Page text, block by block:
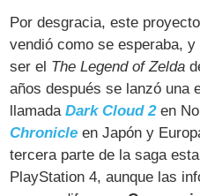
Por desgracia, este
vendió como se esperaba,
ser el The Legend of Zelda
años después se lanzó una
llamadaDark Cloud 2en
Chronicle en Japón y
tercera parte de la saga
PlayStation 4, aunque las